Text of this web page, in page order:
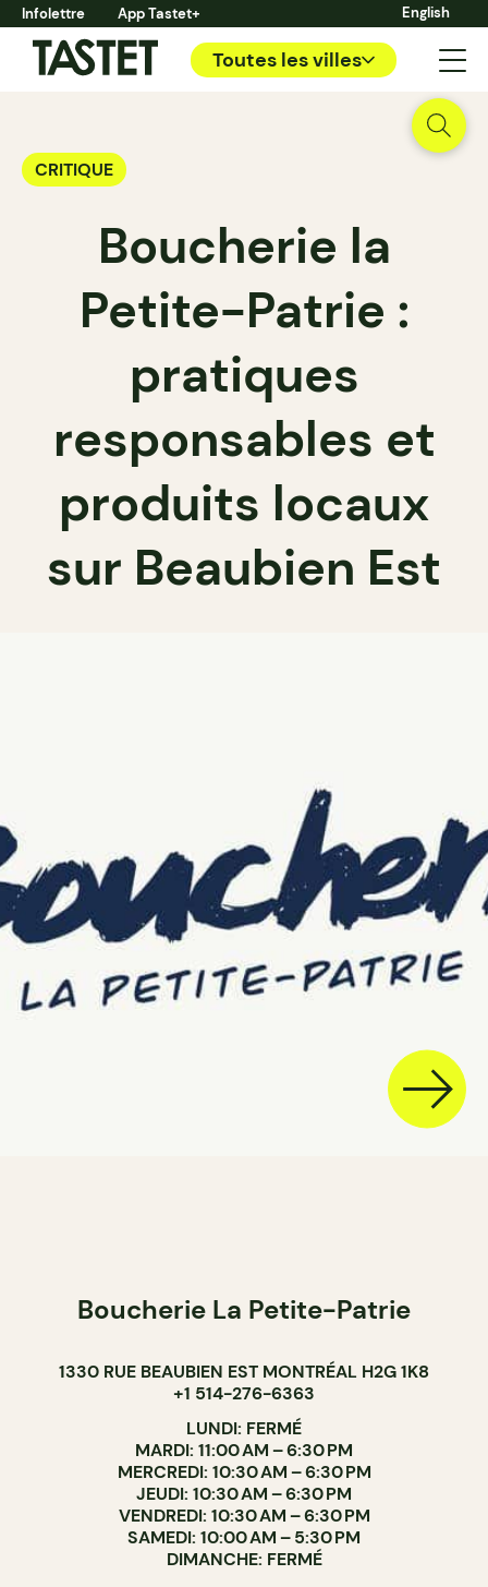
Infolettre App Tastet+ English
Toutes les villes
CRITIQUE
Boucherie la
Petite-Patrie :
pratiques
responsables et
produits locaux
sur Beaubien Est
Boucherie La Petite-Patrie
1330 RUE BEAUBIEN EST MONTRÉAL H2G 1K8
+1 514-276-6363
LUNDI: FERMÉ
MARDI: 11:00 AM – 6:30 PM
MERCREDI: 10:30 AM – 6:30 PM
JEUDI: 10:30 AM – 6:30 PM
VENDREDI: 10:30 AM – 6:30 PM
SAMEDI: 10:00 AM – 5:30 PM
DIMANCHE: FERMÉ